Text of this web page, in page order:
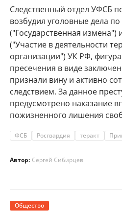
Следственный отдел УФСБ
возбудил уголовные дела по
("Государственная измена")
("Участие в деятельности
организации") УК РФ,
пресечения в виде
признали вину и активно
следствием. За данное
предусмотрено наказание
пожизненного лишения
ФСБ Росгвардия теракт
Автор: Сергей Сибирцев
Общество